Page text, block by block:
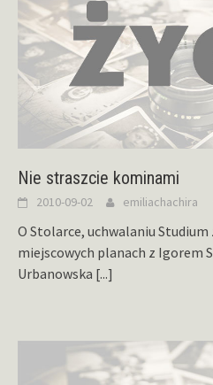
Nie straszcie kominami
2010-09-02 emiliachachira
O Stolarce, uchwalaniu
miejscowych planach z Igorem
Urbanowska [...]